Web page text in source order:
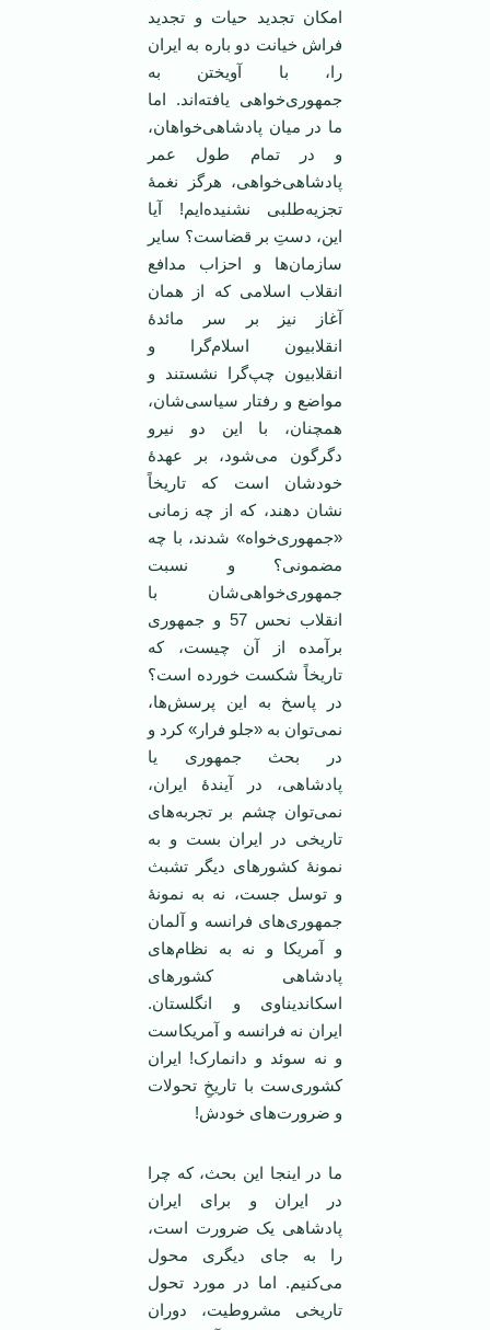
امکان تجدید حیات و تجدید
فراش خیانت دو باره به ایران
را، با آویختن به
جمهوری‌خواهی یافته‌اند. اما
ما در میان پادشاهی‌خواهان،
و در تمام طول عمر
پادشاهی‌خواهی، هرگز نغمۀ
تجزیه‌طلبی نشنیده‌ایم! آیا
این، دستِ بر قضاست؟ سایر
سازمان‌ها و احزاب مدافع
انقلاب اسلامی که از همان
آغاز نیز بر سر مائدۀ
انقلابیون اسلام‌گرا و
انقلابیون چپ‌گرا نشستند و
مواضع و رفتار سیاسی‌شان،
همچنان، با این دو نیرو
دگرگون می‌شود، بر عهدۀ
خودشان است که تاریخاً
نشان دهند، که از چه زمانی
«جمهوری‌خواه» شدند، با چه
مضمونی؟ و نسبت
جمهوری‌خواهی‌شان با
انقلاب نحس 57 و جمهوری
برآمده از آن چیست، که
تاریخاً شکست خورده است؟
در پاسخ به این پرسش‌ها،
نمی‌توان به «جلو فرار» کرد و
در بحث جمهوری یا
پادشاهی، در آیندۀ ایران،
نمی‌توان چشم بر تجربه‌های
تاریخی در ایران بست و به
نمونۀ کشورهای دیگر تشبث
و توسل جست، نه به نمونۀ
جمهوری‌های فرانسه و آلمان
و آمریکا و نه به نظام‌های
پادشاهی کشورهای
اسکاندیناوی و انگلستان.
ایران نه فرانسه و آمریکاست
و نه سوئد و دانمارک! ایران
کشوری‌ست با تاریخِ تحولات
و ضرورت‌های خودش!
ما در اینجا این بحث، که چرا
در ایران و برای ایران
پادشاهی یک ضرورت است،
را به جای دیگری محول
می‌کنیم. اما در مورد تحول
تاریخی مشروطیت، دوران